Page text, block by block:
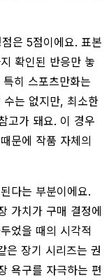
은 5점이에요. 표본
확인된 반응만 놓
히 스포츠만화는
는 없지만, 최소한
고가 돼요. 이 경우
문에 작품 자체의
다는 부분이에요.
가치가 구매 결정에
었을 때의 시각적
장기 시리즈는 권
욕구를 자극하는 편